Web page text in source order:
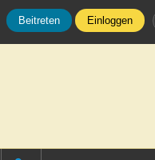
Beitreten Einloggen